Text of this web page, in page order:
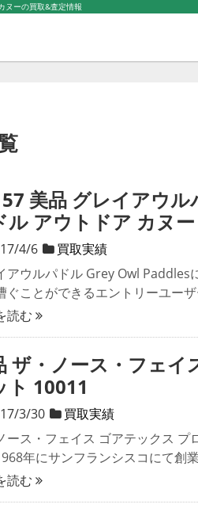
ヌーの買取&査定情報
美品 グレイアウ
ル アウトドア カヌー
4/6
買取実績
アウルパドル Grey Owl Paddles
ぐことができるエントリーユー
読む
ザ・ノース・フェイ
ト 10011
3/30
買取実績
ース・フェイス ゴアテックス プ
年にサンフランシスコにて創
読む